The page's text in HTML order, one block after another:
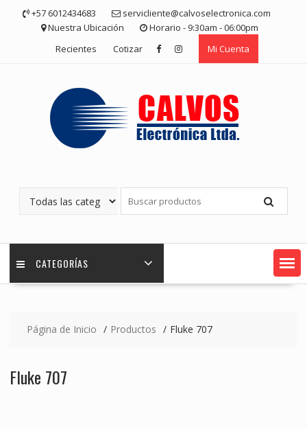
contenido
+57 6012434683
servicliente@calvoselectronica.com
Nuestra Ubicación
Horario - 9:30am - 06:00pm
Recientes
Cotizar Mi Cuenta
CATEGORÍAS
Página de Inicio Productos Fluke 707
Fluke 707